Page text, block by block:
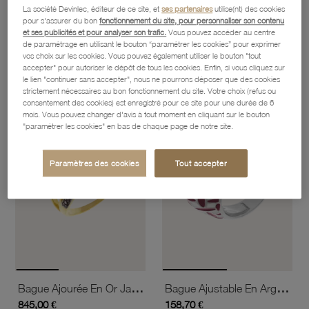
Bague 2 Ors, Diamants
1 990,70 €
Bague 3 Ors
332,40 €
favorite_borderAjouter à vos favoris
Bague Ajourée En Or Jaune Rhodié, Diamants Et Diamants Bruns
845,00 €
favorite_border
Bague Ajustable En Argent Rhodié Et Laque
158,70 €
La société Devinlec, éditeur de ce site, etses partenairesutilise(nt) des cookies
pour s'assurer du bonfonctionnement du site, pour personnaliser son contenu
et ses publicités et pour analyser son trafic. Vous pouvez accéder au centre
de paramétrage en utilisant le bouton “paramétrer les cookies” pour exprimer
vos choix sur les cookies. Vous pouvez également utiliser le bouton "tout
accepter" pour autoriser le dépôt de tous les cookies. Enfin, si vous cliquez sur
le lien "continuer sans accepter", nous ne pourrons déposer que des cookies
strictement nécessaires au bon fonctionnement du site. Votre choix (refus ou
consentement des cookies) est enregistré pour ce site pour une durée de 6
mois. Vous pouvez changer d'avis à tout moment en cliquant sur le bouton
"paramétrer les cookies" en bas de chaque page de notre site.
Paramètres des cookies Tout accepter